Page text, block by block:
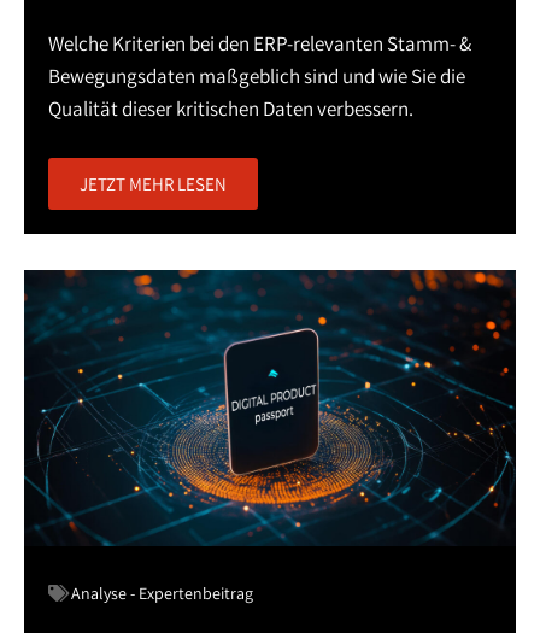
Welche Kriterien bei den ERP-relevanten Stamm- &
Bewegungsdaten maßgeblich sind und wie Sie die
Qualität dieser kritischen Daten verbessern.
JETZT MEHR LESEN
Analyse - Expertenbeitrag